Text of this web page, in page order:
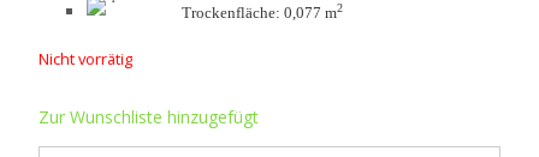
Trockenfläche: 0,077 m2
Nicht vorrätig
Zur Wunschliste hinzugefügt